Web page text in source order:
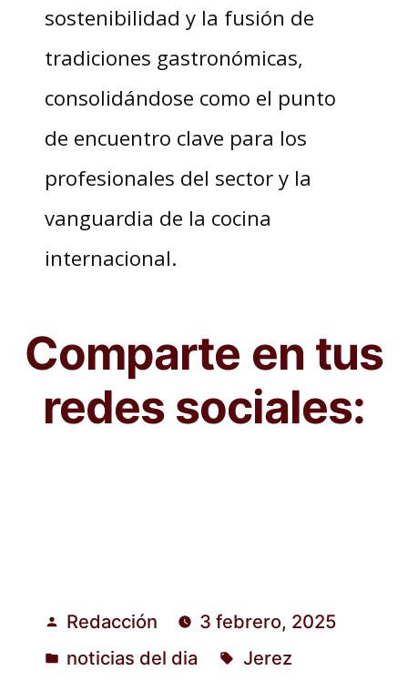
sostenibilidad y la fusión de
tradiciones gastronómicas,
consolidándose como el punto
de encuentro clave para los
profesionales del sector y la
vanguardia de la cocina
internacional.
Comparte en tus
redes sociales:
Publicado
por
Redacción 3 febrero, 2025
Publicado
noticias del dia Jerez